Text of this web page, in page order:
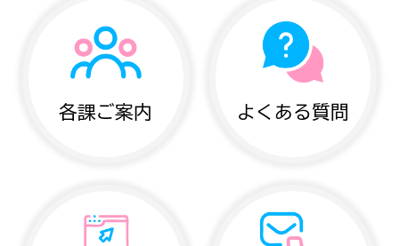
各課ご案内 よくある質問